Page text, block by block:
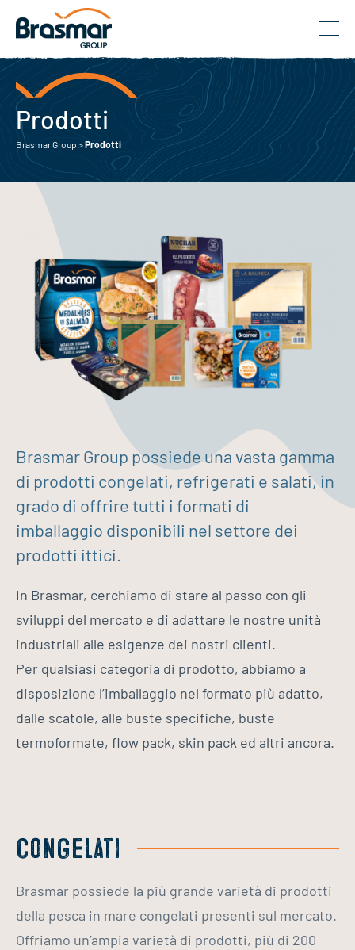
Prodotti
Brasmar Group >Prodotti
Brasmar Group possiede una vasta gamma
di prodotti congelati, refrigerati e salati, in
grado di offrire tutti i formati di
imballaggio disponibili nel settore dei
prodotti ittici.
In Brasmar, cerchiamo di stare al passo con gli
sviluppi del mercato e di adattare le nostre unità
industriali alle esigenze dei nostri clienti.
Per qualsiasi categoria di prodotto, abbiamo a
disposizione l’imballaggio nel formato più adatto,
dalle scatole, alle buste specifiche, buste
termoformate, flow pack, skin pack ed altri ancora.
Products
Congelati
Brasmar possiede la più grande varietà di prodotti
della pesca in mare congelati presenti sul mercato.
Offriamo un’ampia varietà di prodotti, più di 200